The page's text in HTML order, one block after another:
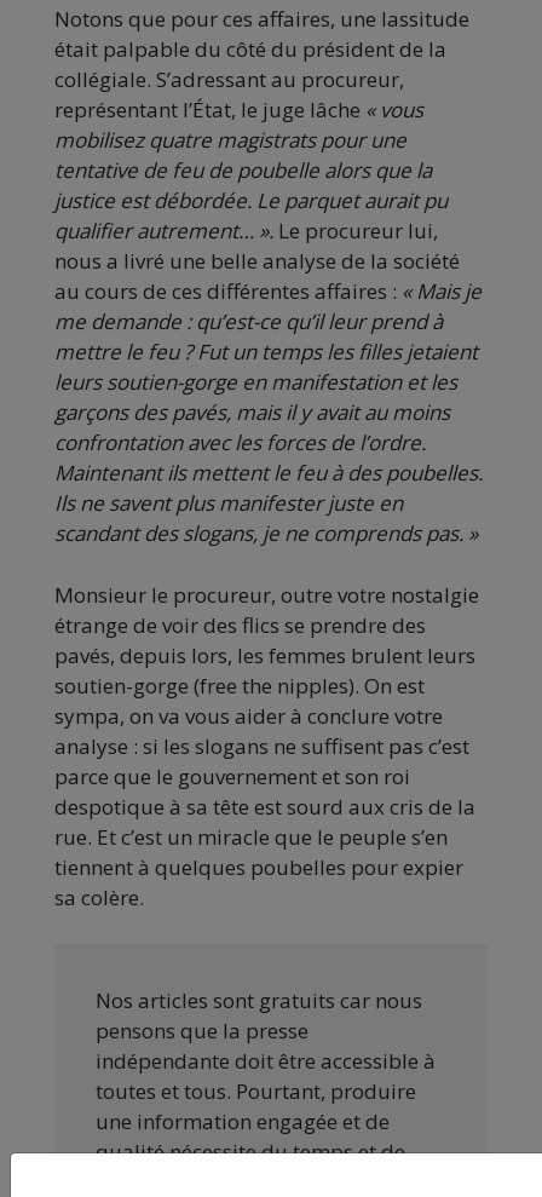
Notons que pour ces affaires, une lassitude
était palpable du côté du président de la
collégiale. S’adressant au procureur,
représentant l’État, le juge lâche « vous
mobilisez quatre magistrats pour une
tentative de feu de poubelle alors que la
justice est débordée. Le parquet aurait pu
qualifier autrement… ». Le procureur lui,
nous a livré une belle analyse de la société
au cours de ces différentes affaires : « Mais je
me demande : qu’est-ce qu’il leur prend à
mettre le feu ? Fut un temps les filles jetaient
leurs soutien-gorge en manifestation et les
garçons des pavés, mais il y avait au moins
confrontation avec les forces de l’ordre.
Maintenant ils mettent le feu à des poubelles.
Ils ne savent plus manifester juste en
scandant des slogans, je ne comprends pas. »
Monsieur le procureur, outre votre nostalgie
étrange de voir des flics se prendre des
pavés, depuis lors, les femmes brulent leurs
soutien-gorge (free the nipples). On est
sympa, on va vous aider à conclure votre
analyse : si les slogans ne suffisent pas c’est
parce que le gouvernement et son roi
despotique à sa tête est sourd aux cris de la
rue. Et c’est un miracle que le peuple s’en
tiennent à quelques poubelles pour expier
sa colère.
Nos articles sont gratuits car nous
pensons que la presse
indépendante doit être accessible à
toutes et tous. Pourtant, produire
une information engagée et de
qualité nécessite du temps et de